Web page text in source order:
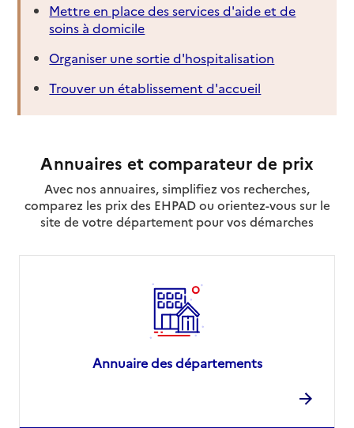
Mettre en place des services d'aide et de
soins à domicile
Organiser une sortie d'hospitalisation
Trouver un établissement d'accueil
Annuaires et comparateur de prix
Avec nos annuaires, simplifiez vos recherches,
comparez les prix des EHPAD ou orientez-vous sur le
site de votre département pour vos démarches
Annuaire des départements